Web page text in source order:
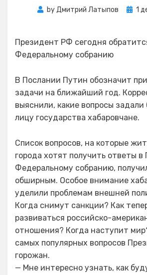
byДмитрий Латыпов 1
Президент РФ сегодня
Федеральному собранию
В Послании Путин обозначит
задачи на ближайший год.
выяснили, какие вопросы задали
лицу государства хабаровчане.
Список вопросов, на которые
города хотят получить ответы в
Федеральному собранию,
обширным. Особое внимание
уделили проблемам внешней
Когда снимут санкции? Как
развиваться российско-
отношения? Когда наступит
самых популярных вопросов
горожан.
— Мне интересно узнать, как